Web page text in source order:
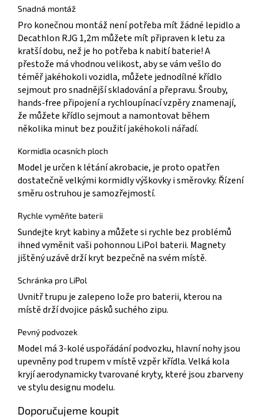
Snadná montáž
Pro konečnou montáž není potřeba mít žádné lepidlo a
Decathlon RJG 1,2m můžete mít připraven k letu za
kratší dobu, než je ho potřeba k nabití baterie! A
přestože má vhodnou velikost, aby se vám vešlo do
téměř jakéhokoli vozidla, můžete jednodílné křídlo
sejmout pro snadnější skladování a přepravu. Šrouby,
hands-free připojení a rychloupínací vzpěry znamenají,
že můžete křídlo sejmout a namontovat během
několika minut bez použití jakéhokoli nářadí.
Kormidla ocasních ploch
Model je určen k létání akrobacie, je proto opatřen
dostatečně velkými kormidly výškovky i směrovky. Řízení
směru ostruhou je samozřejmostí.
Rychle vyměňte baterii
Sundejte kryt kabiny a můžete si rychle bez problémů
ihned vyměnit vaši pohonnou LiPol baterii. Magnety
jištěný uzávě drží kryt bezpečně na svém místě.
Schránka pro LiPol
Uvnitř trupu je zalepeno lože pro baterii, kterou na
místě drží dvojice pásků suchého zipu.
Pevný podvozek
Model má 3-kolé uspořádání podvozku, hlavní nohy jsou
upevněny pod trupem v místě vzpěr křídla. Velká kola
kryjí aerodynamicky tvarované kryty, které jsou zbarveny
ve stylu designu modelu.
Doporučujeme koupit